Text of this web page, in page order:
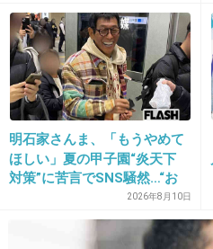
枕営業で乃木坂46に負け
24. 匿名2015/12/30(水) 10:46:35
なんだかんだ言われてるけど
希望を持ってオーディション
ったんだと思う。
応援しましょう、とは言わな
た」
明石家さんま、「もうやめて
ほしい」夏の甲子園“炎天下
対策”に苦言でSNS騒然…“お
れらの時代”持ち出し連発も
問われる感覚
2026年8月10日